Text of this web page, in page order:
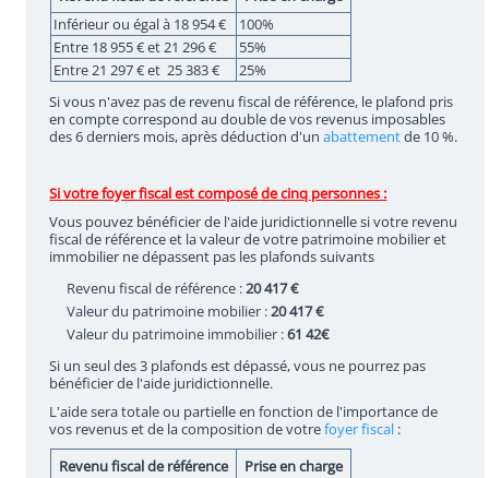
Inférieur ou égal à 18 954 €
100%
Entre 18 955 € et 21 296 €
55%
Entre 21 297 € et 25 383 €
25%
Si vous n'avez pas de revenu fiscal de référence, le plafond pris
en compte correspond au double de vos revenus imposables
des 6 derniers mois, après déduction d'unabattementde 10 %.
Si votre foyer fiscal est composé de cinq personnes :
Vous pouvez bénéficier de l'aide juridictionnelle si votre revenu
fiscal de référence et la valeur de votre patrimoine mobilier et
immobilier ne dépassent pas les plafonds suivants
Revenu fiscal de référence :20 417 €
Valeur du patrimoine mobilier :20 417 €
Valeur du patrimoine immobilier :61 42€
Si un seul des 3 plafonds est dépassé, vous ne pourrez pas
bénéficier de l'aide juridictionnelle.
L'aide sera totale ou partielle en fonction de l'importance de
vos revenus et de la composition de votrefoyer fiscal :
Revenu fiscal de référence
Prise en charge